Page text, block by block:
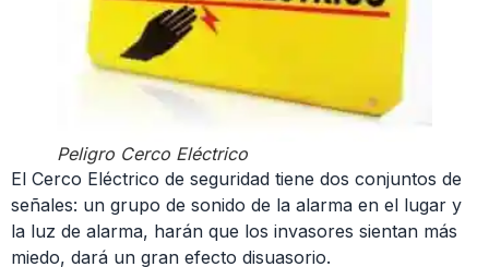
Peligro Cerco Eléctrico
El Cerco Eléctrico de seguridad tiene dos conjuntos de
señales: un grupo de sonido de la alarma en el lugar y
la luz de alarma, harán que los invasores sientan más
miedo, dará un gran efecto disuasorio.